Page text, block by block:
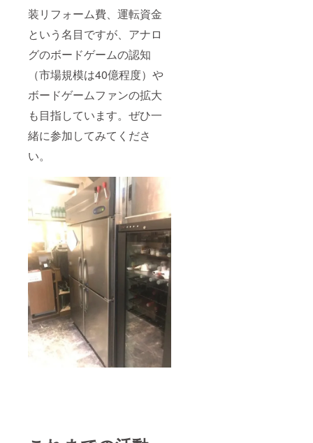
装リフォーム費、運転資金
という名目ですが、アナロ
グのボードゲームの認知
（市場規模は40億程度）や
ボードゲームファンの拡大
も目指しています。ぜひ一
緒に参加してみてくださ
い。